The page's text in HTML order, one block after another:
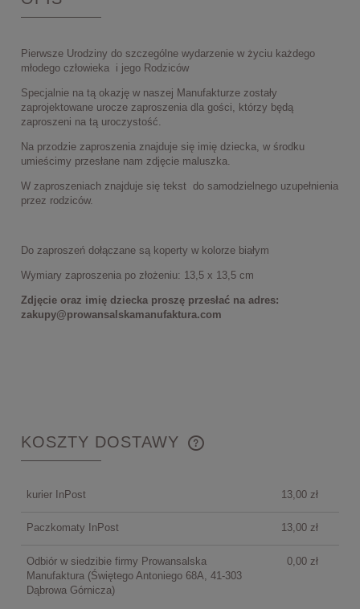
Pierwsze Urodziny do szczególne wydarzenie w życiu każdego
młodego człowieka i jego Rodziców
Specjalnie na tą okazję w naszej Manufakturze zostały
zaprojektowane urocze zaproszenia dla gości, którzy będą
zaproszeni na tą uroczystość.
Na przodzie zaproszenia znajduje się imię dziecka, w środku
umieścimy przesłane nam zdjęcie maluszka.
W zaproszeniach znajduje się tekst do samodzielnego uzupełnienia
przez rodziców.
Do zaproszeń dołączane są koperty w kolorze białym
Wymiary zaproszenia po złożeniu: 13,5 x 13,5 cm
Zdjęcie oraz imię dziecka proszę przesłać na adres:
zakupy@prowansalskamanufaktura.com
KOSZTY DOSTAWY
CENA NIE ZAWIERA EWENTUALNYCH KOSZTÓW
kurier InPost 13,00 zł
Paczkomaty InPost 13,00 zł
Odbiór w siedzibie firmy Prowansalska
Manufaktura (Świętego Antoniego 68A, 41-303
Dąbrowa Górnicza)
0,00 zł